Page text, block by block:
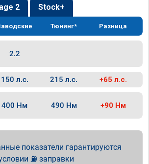
2 Stock+
Тюнинг* Разница
2.2
150 л.с. 215 л.с. +65 л.с.
400 Нм 490 Нм +90 Нм
показатели гарантируются
⛽ заправки